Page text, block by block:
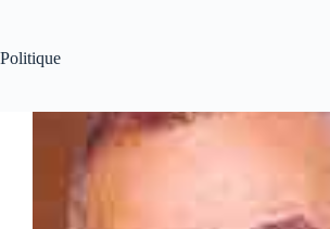
Politique